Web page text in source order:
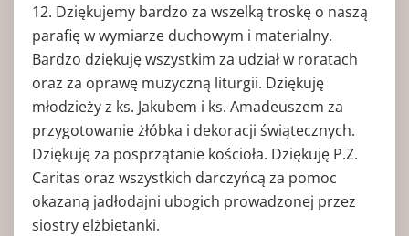
12. Dziękujemy bardzo za wszelką troskę o naszą
parafię w wymiarze duchowym i materialny.
Bardzo dziękuję wszystkim za udział w roratach
oraz za oprawę muzyczną liturgii. Dziękuję
młodzieży z ks. Jakubem i ks. Amadeuszem za
przygotowanie żłóbka i dekoracji świątecznych.
Dziękuję za posprzątanie kościoła. Dziękuję P.Z.
Caritas oraz wszystkich darczyńcą za pomoc
okazaną jadłodajni ubogich prowadzonej przez
siostry elżbietanki.